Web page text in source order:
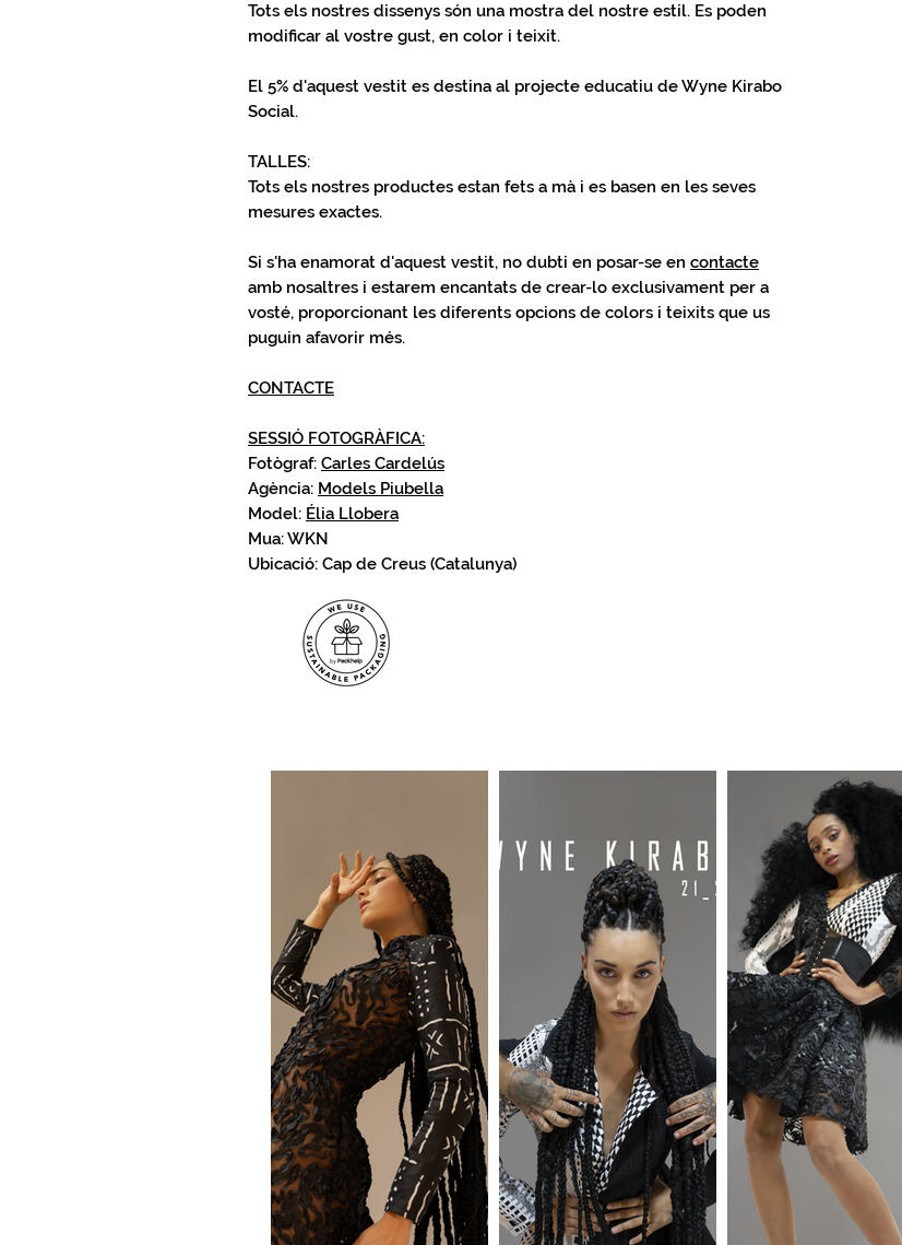
Tots els nostres dissenys són una mostra del nostre estil. Es poden
modificar al vostre gust, en color i teixit.
El 5% d'aquest vestit es destina al projecte educatiu de Wyne Kirabo
Social.
TALLES:
Tots els nostres productes estan fets a mà i es basen en les seves
mesures exactes.
Si s'ha enamorat d'aquest vestit, no dubti en posar-se en contacte
amb nosaltres i estarem encantats de crear-lo exclusivament per a
vosté, proporcionant les diferents opcions de colors i teixits que us
puguin afavorir més.
CONTACTE
SESSIÓ FOTOGRÀFICA:
Fotògraf: Carles Cardelús
Agència: Models Piubella
Model: Élia Llobera
Mua: WKN
Ubicació: Cap de Creus (Catalunya)